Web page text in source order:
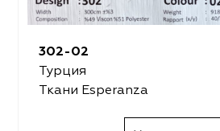
302-02
Турция
Ткани Esperanza